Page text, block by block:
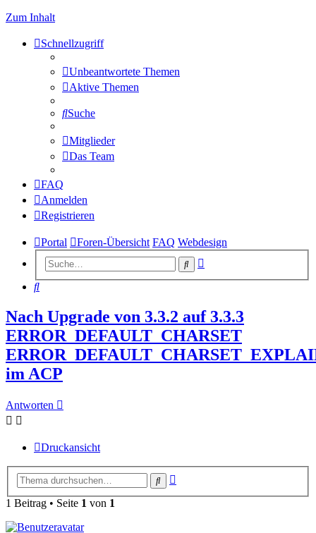
Zum Inhalt
Schnellzugriff
Unbeantwortete Themen
Aktive Themen
Suche
Mitglieder
Das Team
FAQ
Anmelden
Registrieren
Portal Foren-Übersicht FAQ Webdesign
Suche
Suche
Nach Upgrade von 3.3.2 auf 3.3.3
ERROR_DEFAULT_CHARSET
im ACP
Antworten
Druckansicht
Suche
1 Beitrag • Seite 1 von 1